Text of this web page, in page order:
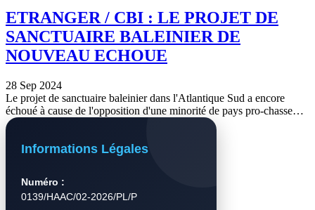
ETRANGER / CBI : LE PROJET DE
SANCTUAIRE BALEINIER DE
NOUVEAU ECHOUE
28 Sep 2024
Le projet de sanctuaire baleinier dans l'Atlantique Sud a encore
échoué à cause de l'opposition d'une minorité de pays pro-chasse…
Informations Légales
Numéro :
0139/HAAC/02-2026/PL/P